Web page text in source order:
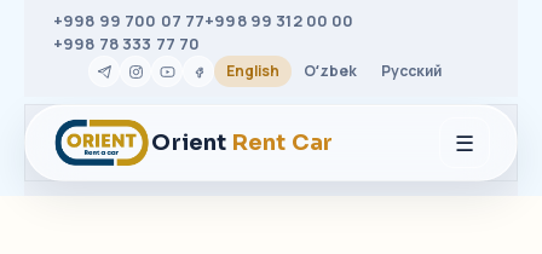
+998 99 700 07 77+998 99 312 00 00
+998 78 333 77 70
English Oʻzbek Русский
Orient Rent Car ☰